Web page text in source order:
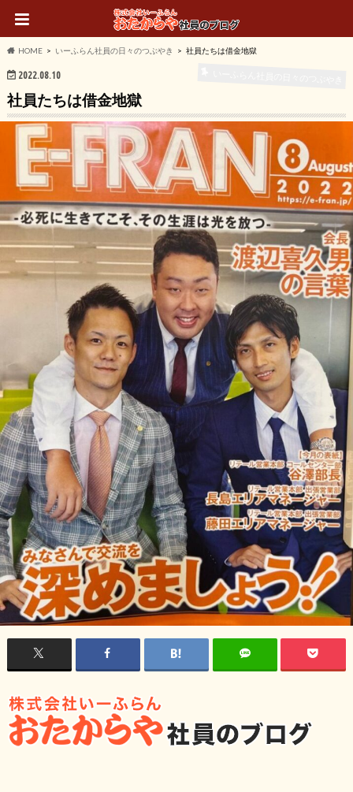
HOME いーふらん社員の日々のつぶやき 社員たちは借金地獄
2022.08.10
社員たちは借金地獄